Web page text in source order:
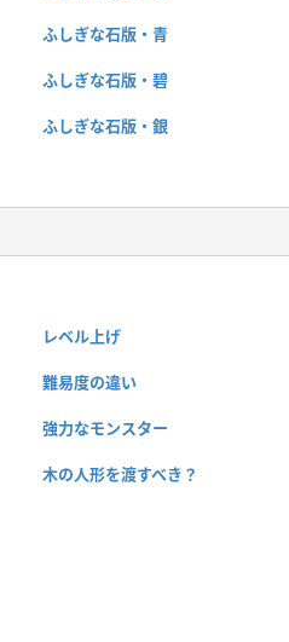
ふしぎな石版・青
ふしぎな石版・碧
ふしぎな石版・銀
レベル上げ
難易度の違い
強力なモンスター
木の人形を渡すべき？